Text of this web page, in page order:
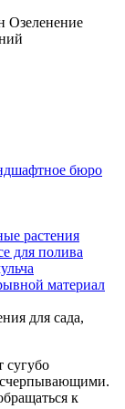
Озеленение
бюро
растения
для полива
материал
для сада,
сугубо
к